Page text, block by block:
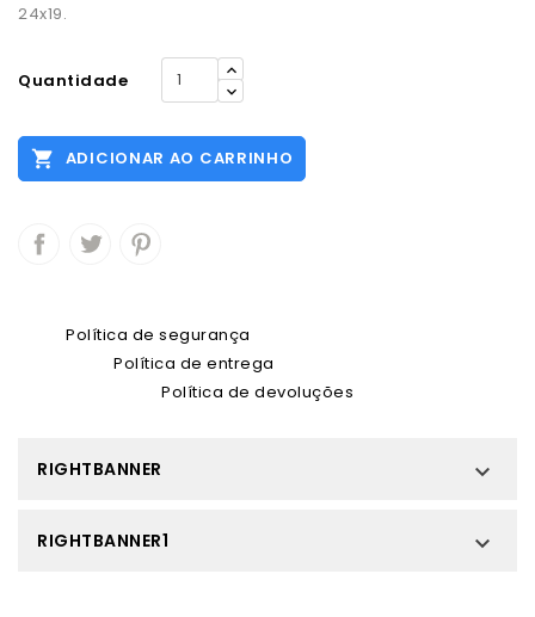
24x19.
Quantidade
 ADICIONAR AO CARRINHO
Política de segurança
Política de entrega
Política de devoluções
RIGHTBANNER 
RIGHTBANNER1 